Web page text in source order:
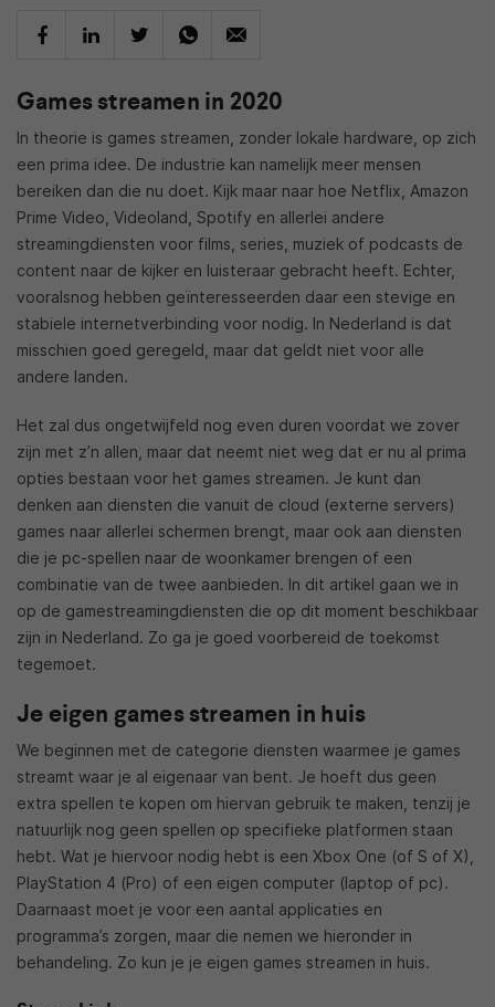
Games streamen in 2020
In theorie is games streamen, zonder lokale hardware, op zich
een prima idee. De industrie kan namelijk meer mensen
bereiken dan die nu doet. Kijk maar naar hoe Netflix, Amazon
Prime Video, Videoland, Spotify en allerlei andere
streamingdiensten voor films, series, muziek of podcasts de
content naar de kijker en luisteraar gebracht heeft. Echter,
vooralsnog hebben geïnteresseerden daar een stevige en
stabiele internetverbinding voor nodig. In Nederland is dat
misschien goed geregeld, maar dat geldt niet voor alle
andere landen.
Het zal dus ongetwijfeld nog even duren voordat we zover
zijn met z’n allen, maar dat neemt niet weg dat er nu al prima
opties bestaan voor het games streamen. Je kunt dan
denken aan diensten die vanuit de cloud (externe servers)
games naar allerlei schermen brengt, maar ook aan diensten
die je pc-spellen naar de woonkamer brengen of een
combinatie van de twee aanbieden. In dit artikel gaan we in
op de gamestreamingdiensten die op dit moment beschikbaar
zijn in Nederland. Zo ga je goed voorbereid de toekomst
tegemoet.
Je eigen games streamen in huis
We beginnen met de categorie diensten waarmee je games
streamt waar je al eigenaar van bent. Je hoeft dus geen
extra spellen te kopen om hiervan gebruik te maken, tenzij je
natuurlijk nog geen spellen op specifieke platformen staan
hebt. Wat je hiervoor nodig hebt is een Xbox One (of S of X),
PlayStation 4 (Pro) of een eigen computer (laptop of pc).
Daarnaast moet je voor een aantal applicaties en
programma’s zorgen, maar die nemen we hieronder in
behandeling. Zo kun je je eigen games streamen in huis.